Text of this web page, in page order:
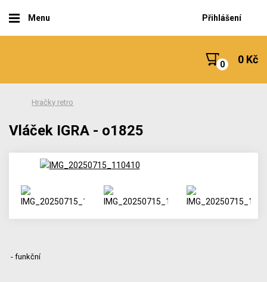
Menu Přihlášení
0 Kč
Hračky retro
Vláček IGRA - o1825
- funkční